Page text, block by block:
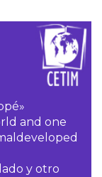
and one
y otro